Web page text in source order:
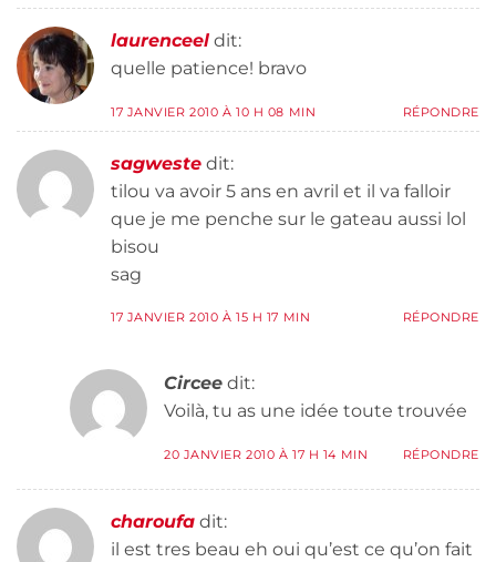
laurenceel dit:
quelle patience! bravo
17 JANVIER 2010 À 10 H 08 MIN RÉPONDRE
sagweste dit:
tilou va avoir 5 ans en avril et il va falloir
que je me penche sur le gateau aussi lol
bisou
sag
17 JANVIER 2010 À 15 H 17 MIN RÉPONDRE
Circee dit:
Voilà, tu as une idée toute trouvée
20 JANVIER 2010 À 17 H 14 MIN RÉPONDRE
charoufa dit:
il est tres beau eh oui qu’est ce qu’on fait